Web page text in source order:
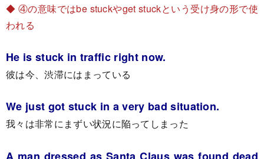
◆ ④の意味ではbe stuckやget stuckという受け身の形で使
われる
He is stuck in traffic right now.
彼は今、渋滞にはまっている
We just got stuck in a very bad situation.
我々は非常にまずい状況に陥ってしまった